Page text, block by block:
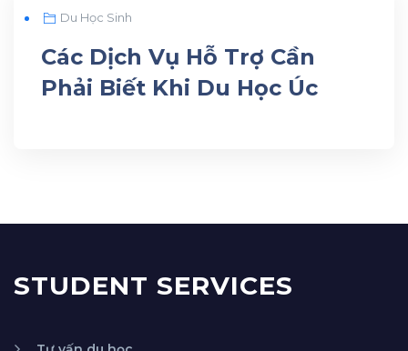
Du Học Sinh
Các Dịch Vụ Hỗ Trợ Cần
Phải Biết Khi Du Học Úc
STUDENT SERVICES